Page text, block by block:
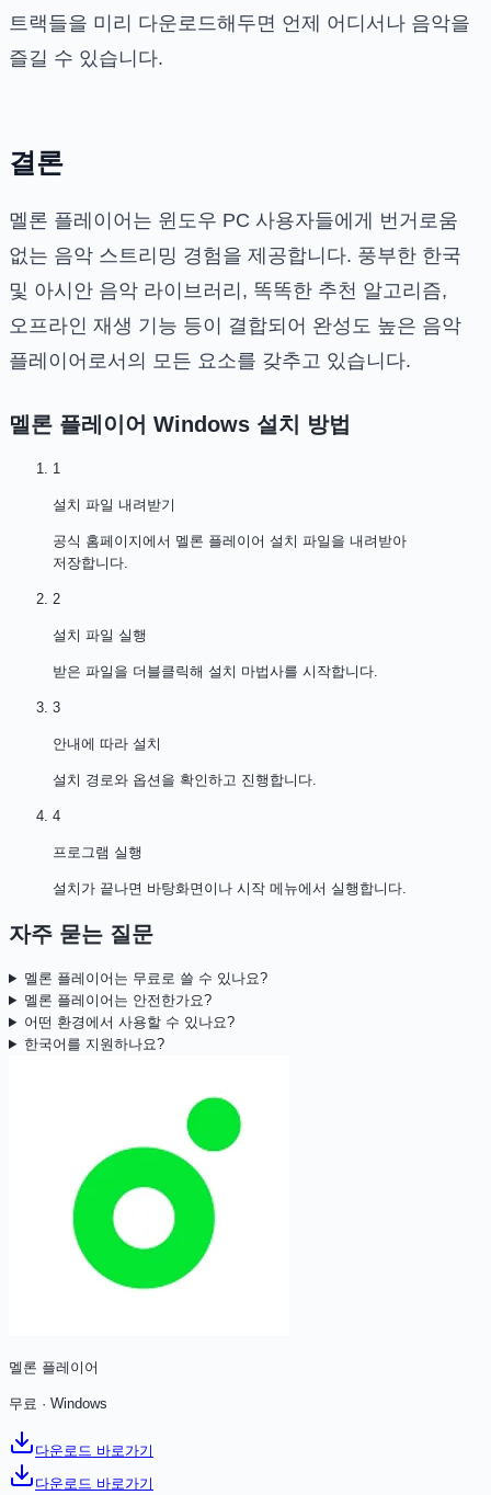
트랙들을 미리 다운로드해두면 언제 어디서나 음악을
즐길 수 있습니다.
결론
멜론 플레이어는 윈도우 PC 사용자들에게 번거로움
없는 음악 스트리밍 경험을 제공합니다. 풍부한 한국
및 아시안 음악 라이브러리, 똑똑한 추천 알고리즘,
오프라인 재생 기능 등이 결합되어 완성도 높은 음악
플레이어로서의 모든 요소를 갖추고 있습니다.
멜론 플레이어 Windows 설치 방법
1
설치 파일 내려받기
공식 홈페이지에서 멜론 플레이어 설치 파일을 내려받아
저장합니다.
2
설치 파일 실행
받은 파일을 더블클릭해 설치 마법사를 시작합니다.
3
안내에 따라 설치
설치 경로와 옵션을 확인하고 진행합니다.
4
프로그램 실행
설치가 끝나면 바탕화면이나 시작 메뉴에서 실행합니다.
자주 묻는 질문
멜론 플레이어는 무료로 쓸 수 있나요?
멜론 플레이어는 안전한가요?
어떤 환경에서 사용할 수 있나요?
한국어를 지원하나요?
멜론 플레이어
무료 · Windows
다운로드 바로가기
다운로드 바로가기